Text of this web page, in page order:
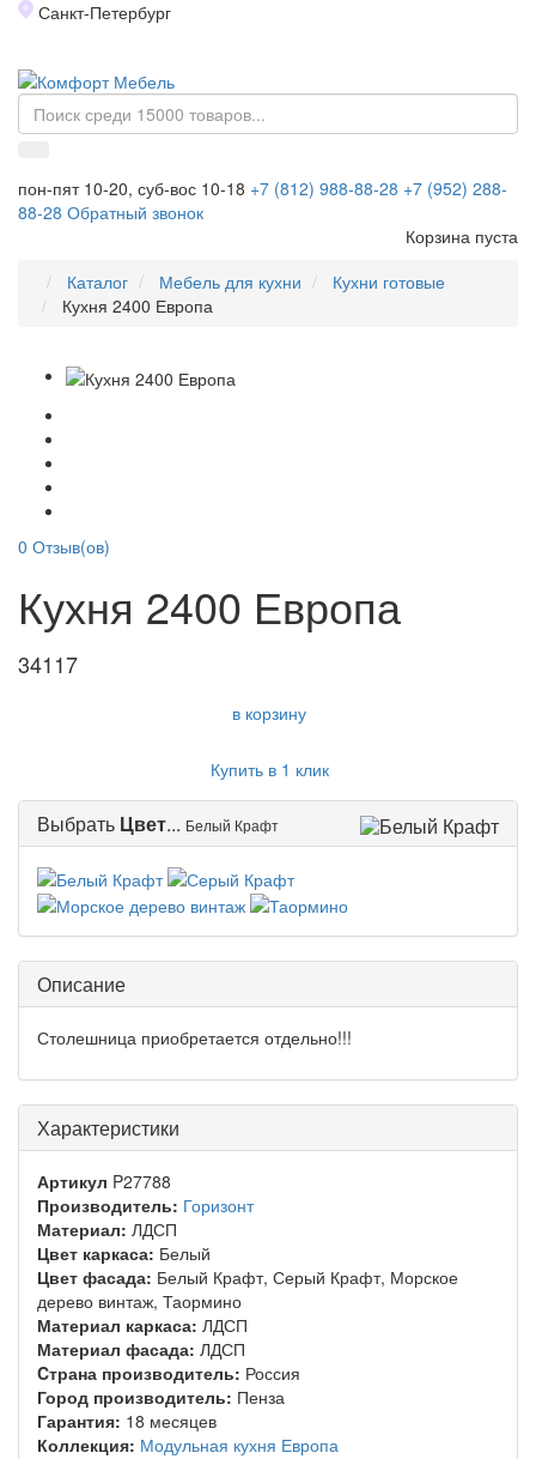
Санкт-Петербург
пон-пят 10-20, суб-вос 10-18 +7 (812) 988-88-28 +7 (952) 288-
88-28 Обратный звонок
Корзина пуста
Каталог
Мебель для кухни
Кухни готовые
Кухня 2400 Европа
0 Отзыв(ов)
Кухня 2400 Европа
34117
в корзину
Купить в 1 клик
Выбрать Цвет... Белый Крафт
Описание
Столешница приобретается отдельно!!!
Характеристики
Артикул P27788
Производитель: Горизонт
Материал: ЛДСП
Цвет каркаса: Белый
Цвет фасада: Белый Крафт, Серый Крафт, Морское
дерево винтаж, Таормино
Материал каркаса: ЛДСП
Материал фасада: ЛДСП
Cтрана производитель: Россия
Город производитель: Пенза
Гарантия: 18 месяцев
Коллекция: Модульная кухня Европа